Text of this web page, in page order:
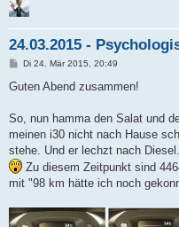
24.03.2015 -
B
i
a
g
Di 24. Mär 2015, 20:49
Guten Abend zusammen!
So, nun hamma den Salat und
meinen i30 nicht nach Hause
stehe. Und er lechzt nach
Zu diesem Zeitpunkt sind
mit "98 km hätte ich noch